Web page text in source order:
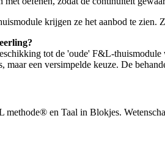
krijgen ze het aanbod te
tot de 'oude' F&L-
een versimpelde keuze. De
en Taal in Blokjes.